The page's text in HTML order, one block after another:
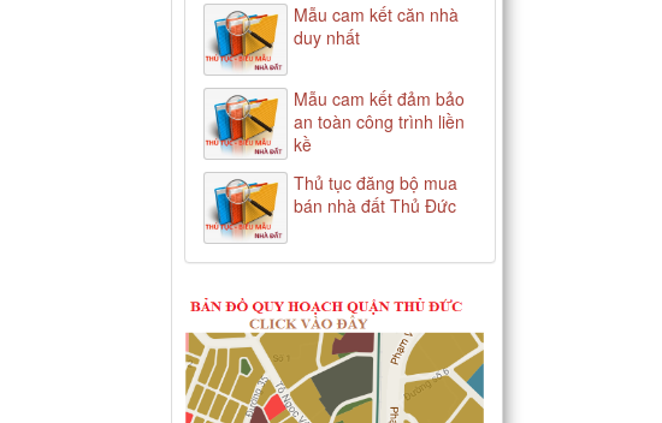
Mẫu cam kết căn nhà
duy nhất
Mẫu cam kết đảm bảo
an toàn công trình liền
kề
Thủ tục đăng bộ mua
bán nhà đất Thủ Đức